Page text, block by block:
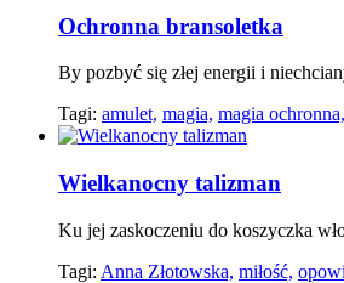
Ochronna bransoletka
By pozbyć się złej energii i
Tagi: amulet, magia, magia ochronna,
Wielkanocny talizman
Ku jej zaskoczeniu do koszyczka
Tagi: Anna Złotowska, miłość,